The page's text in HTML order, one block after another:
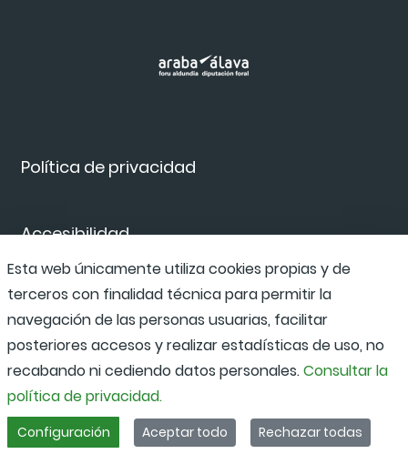
Política de privacidad
Accesibilidad
Canal de denuncias
Esta web únicamente utiliza cookies propias y de
terceros con finalidad técnica para permitir la
navegación de las personas usuarias, facilitar
posteriores accesos y realizar estadísticas de uso, no
recabando ni cediendo datos personales.Consultar la
política de privacidad.
Configuración Aceptar todo Rechazar todas